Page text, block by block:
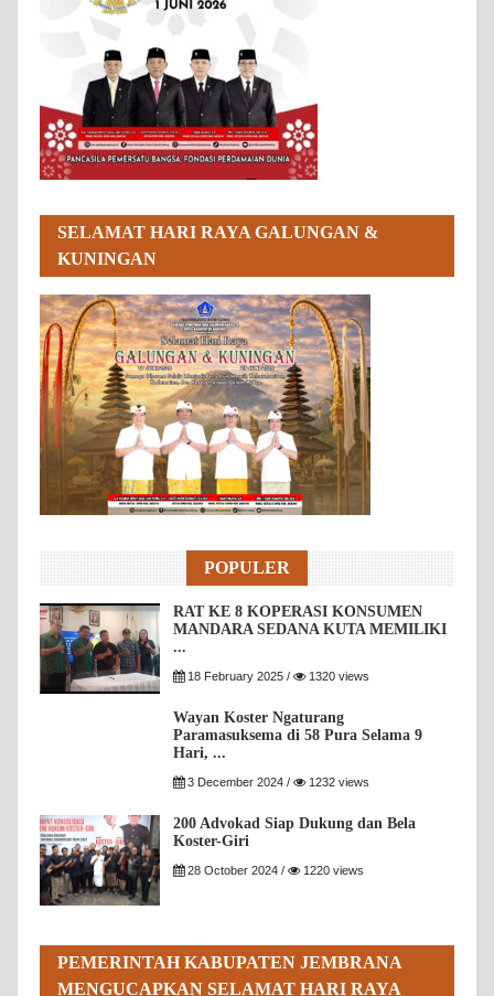
SELAMAT HARI RAYA GALUNGAN &
KUNINGAN
POPULER
RAT KE 8 KOPERASI KONSUMEN
MANDARA SEDANA KUTA MEMILIKI
...
18 February 2025 / 1320 views
Wayan Koster Ngaturang
Paramasuksema di 58 Pura Selama 9
Hari, ...
3 December 2024 / 1232 views
200 Advokad Siap Dukung dan Bela
Koster-Giri
28 October 2024 / 1220 views
PEMERINTAH KABUPATEN JEMBRANA
MENGUCAPKAN SELAMAT HARI RAYA